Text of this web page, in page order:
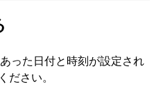
った日付と時刻が設定され
ださい。